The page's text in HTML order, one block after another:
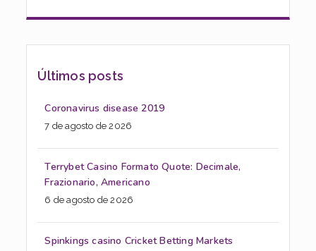
Últimos posts
Coronavirus disease 2019
7 de agosto de 2026
Terrybet Casino Formato Quote: Decimale,
Frazionario, Americano
6 de agosto de 2026
Spinkings casino Cricket Betting Markets